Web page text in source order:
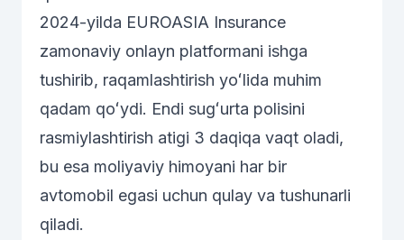
2024-yilda EUROASIA Insurance
zamonaviy onlayn platformani ishga
tushirib, raqamlashtirish yoʻlida muhim
qadam qoʻydi. Endi sugʻurta polisini
rasmiylashtirish atigi 3 daqiqa vaqt oladi,
bu esa moliyaviy himoyani har bir
avtomobil egasi uchun qulay va tushunarli
qiladi.